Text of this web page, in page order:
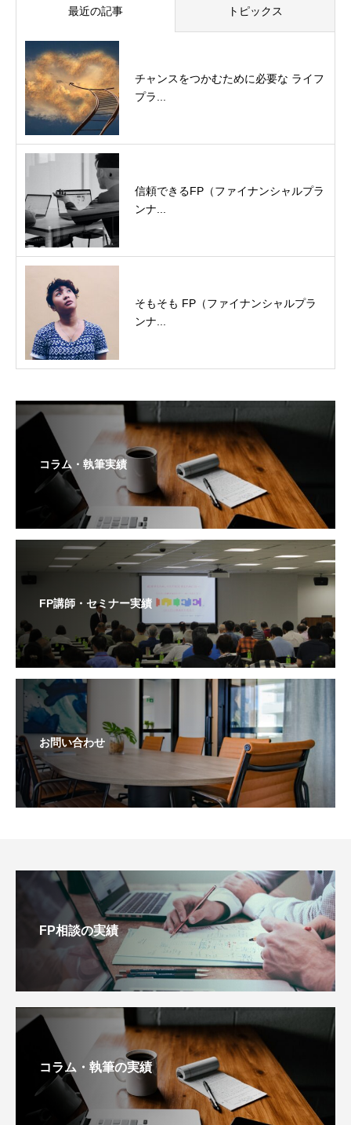
最近の記事 トピックス
チャンスをつかむために必要な ライフ
プラ...
信頼できるFP（ファイナンシャルプラ
ンナ...
そもそも FP（ファイナンシャルプラ
ンナ...
コラム・執筆実績
FP講師・セミナー実績
お問い合わせ
FP相談の実績
コラム・執筆の実績